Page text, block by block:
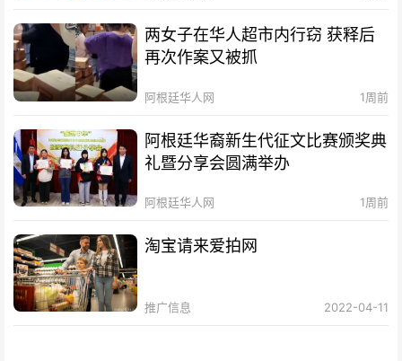
两女子在华人超市内行窃 获释后
再次作案又被抓
阿根廷华人网 1周前
阿根廷华裔新生代征文比赛颁奖典
礼暨分享会圆满举办
阿根廷华人网 1周前
淘宝请来爱拍网
推广信息 2022-04-11